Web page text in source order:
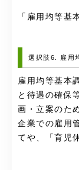
「雇用均等基
選択肢6. 雇用
雇用均等基本
と待遇の確保
画・立案のた
企業での雇用
てや、「育児